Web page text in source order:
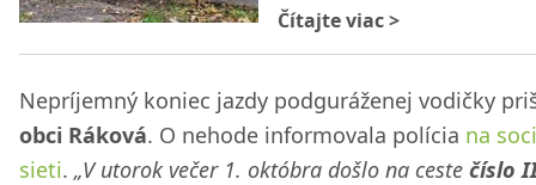
Čítajte viac>
Nepríjemný koniec jazdy podguráženej vodičky
obci Ráková. O nehode informovala polícia na
sieti. „V utorok večer 1. októbra došlo na ceste číslo